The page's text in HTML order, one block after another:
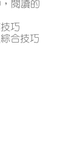
閱讀的
巧
合技巧